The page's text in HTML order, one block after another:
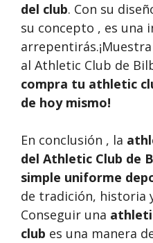
del club. Con su
su concepto , es una
al Athletic Club de
compra tu athletic
de hoy mismo!
En conclusión , la
del Athletic Club de
simple uniforme
de tradición, historia
Conseguir una
club es una manera